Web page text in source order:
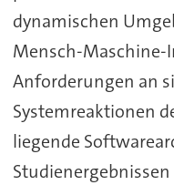
dynamischen
Mensch-Maschine-
Anforderungen an
Systemreaktionen
liegende